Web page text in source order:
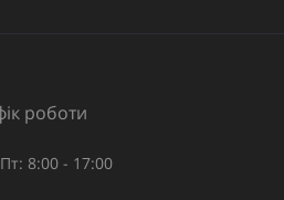
роботи
8:00 - 17:00